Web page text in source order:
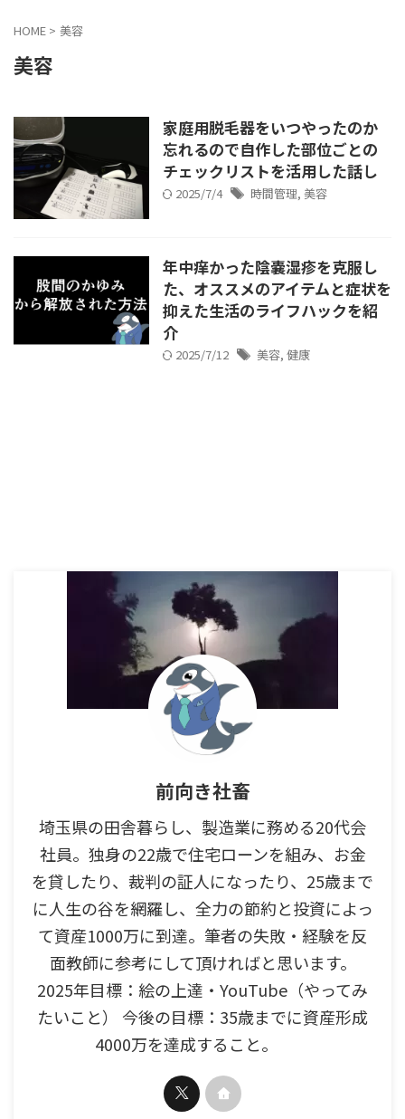
HOME > 美容
美容
家庭用脱毛器をいつやったのか
忘れるので自作した部位ごとの
チェックリストを活用した話し
2025/7/4 時間管理, 美容
年中痒かった陰嚢湿疹を克服し
た、オススメのアイテムと症状を
抑えた生活のライフハックを紹
介
2025/7/12 美容, 健康
前向き社畜
埼玉県の田舎暮らし、製造業に務める20代会
社員。独身の22歳で住宅ローンを組み、お金
を貸したり、裁判の証人になったり、25歳まで
に人生の谷を網羅し、全力の節約と投資によっ
て資産1000万に到達。筆者の失敗・経験を反
面教師に参考にして頂ければと思います。
2025年目標：絵の上達・YouTube（やってみ
たいこと） 今後の目標：35歳までに資産形成
4000万を達成すること。